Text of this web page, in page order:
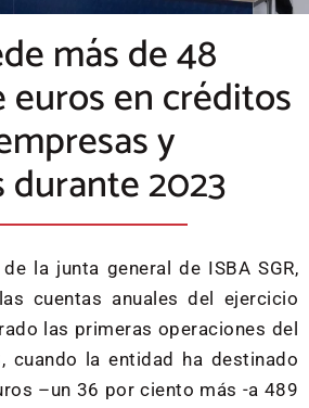
más de 48
en créditos
y
2023
la junta general de ISBA SGR,
cuentas anuales del ejercicio
las primeras operaciones del
cuando la entidad ha destinado
–un 36 por ciento más -a 489